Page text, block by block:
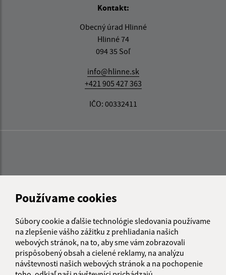
Používame cookies
Súbory cookie a ďalšie technológie sledovania používame
na zlepšenie vášho zážitku z prehliadania našich
webových stránok, na to, aby sme vám zobrazovali
prispôsobený obsah a cielené reklamy, na analýzu
návštevnosti našich webových stránok a na pochopenie
Kontakt:
Obecný úrad Hlinné
Hlinné 74
094 35 Soľ
info@hlinne.sk
+421 905 427 363
IČO: 00332411